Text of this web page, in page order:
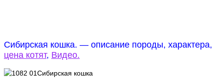
Сибирская кошка. — описание породы, характера,
цена котят, Видео.